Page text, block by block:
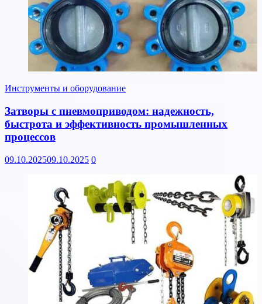
Инструменты и оборудование
Затворы с пневмоприводом: надежность,
быстрота и эффективность промышленных
процессов
09.10.202509.10.2025 0